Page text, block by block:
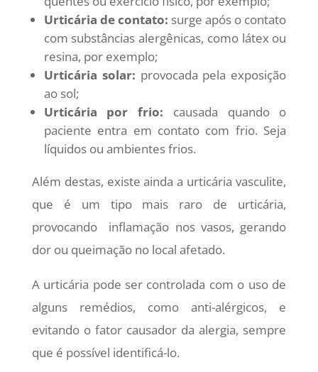
Urticária de contato: surge após o contato
com substâncias alergênicas, como látex ou
resina, por exemplo;
Urticária solar: provocada pela exposição
ao sol;
Urticária por frio: causada quando o
paciente entra em contato com frio. Seja
líquidos ou ambientes frios.
Além destas, existe ainda a urticária vasculite,
que é um tipo mais raro de urticária,
provocando inflamação nos vasos, gerando
dor ou queimação no local afetado.
A urticária pode ser controlada com o uso de
alguns remédios, como anti-alérgicos, e
evitando o fator causador da alergia, sempre
que é possível identificá-lo.